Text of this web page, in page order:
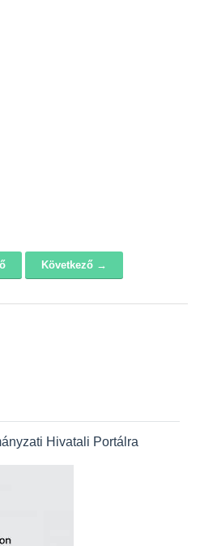
Következő →
Hivatali Portálra